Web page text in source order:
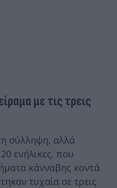
με τις τρεις
σύλληψη, αλλά
ενήλικες, που
κάνναβης κοντά
τυχαία σε τρεις